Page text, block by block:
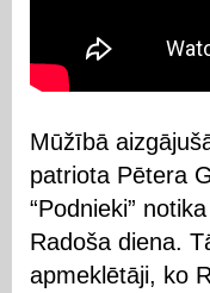
Mūžībā
patriota Pētera
“Podnieki”
Radoša diena.
apmeklētāji, ko